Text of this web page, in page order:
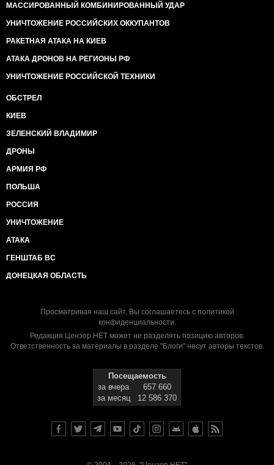
МАССИРОВАННЫЙ КОМБИНИРОВАННЫЙ УДАР
УНИЧТОЖЕНИЕ РОССИЙСКИХ ОККУПАНТОВ
РАКЕТНАЯ АТАКА НА КИЕВ
АТАКА ДРОНОВ НА РЕГИОНЫ РФ
УНИЧТОЖЕНИЕ РОССИЙСКОЙ ТЕХНИКИ
ОБСТРЕЛ
КИЕВ
ЗЕЛЕНСКИЙ ВЛАДИМИР
ДРОНЫ
АРМИЯ РФ
ПОЛЬША
РОССИЯ
УНИЧТОЖЕНИЕ
АТАКА
ГЕНШТАБ ВС
ДОНЕЦКАЯ ОБЛАСТЬ
Просматривая наш сайт, Вы соглашаетесь с политикой
конфиденциальности.
Редакция Цензор.НЕТ может не разделять позицию авторов.
Ответственность за материалы в разделе "Блоги" несут авторы текстов.
Посещаемость
за вчера
657 660
за месяц
12 586 370